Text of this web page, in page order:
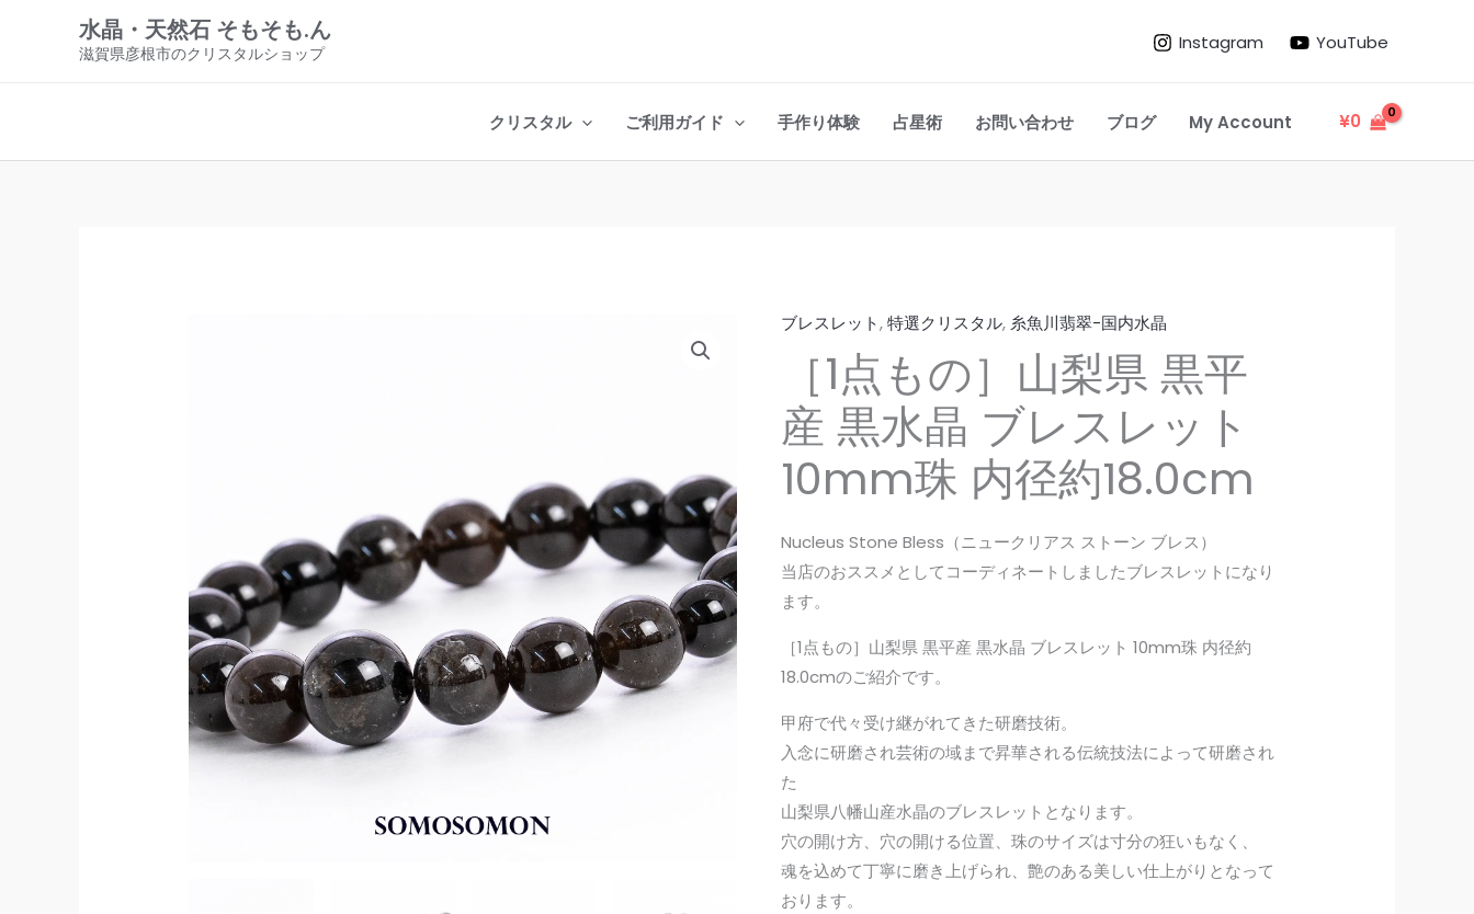
ッ
水晶・天然石 そもそも.ん
滋賀県彦根市のクリスタルショップ Instagram YouTube
クリスタル ご利用ガイド 手作り体験 占星術 お問い合わせ ブログ My Account ¥0
ブレスレット,特選クリスタル, 糸魚川翡翠-国内水晶
［1点もの］山梨県 黒平
産 黒水晶 ブレスレット
10mm珠 内径約18.0cm
Nucleus Stone Bless（ニュークリアス ストーン ブレス）
当店のおススメとしてコーディネートしましたブレスレットになり
ます。
［1点もの］山梨県 黒平産 黒水晶 ブレスレット 10mm珠 内径約
18.0cmのご紹介です。
甲府で代々受け継がれてきた研磨技術。
入念に研磨され芸術の域まで昇華される伝統技法によって研磨され
た
山梨県八幡山産水晶のブレスレットとなります。
穴の開け方、穴の開ける位置、珠のサイズは寸分の狂いもなく、
魂を込めて丁寧に磨き上げられ、艶のある美しい仕上がりとなって
おります。
［1
の］
山
黒
平
産
水
晶
ブ
レ
ス
レ
ッ
ト
10mm
山
県
レ
ス
ッ
ト
10mm
18.0cm